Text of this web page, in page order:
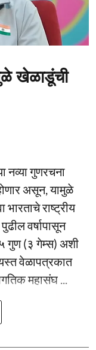
खेळाडूंची
नव्या गुणरचना
असून, यामुळे
राष्ट्रीय
वर्षापासून
गुण (३ गेम्स) अशी
वेळापत्रकात
महासंघ ...